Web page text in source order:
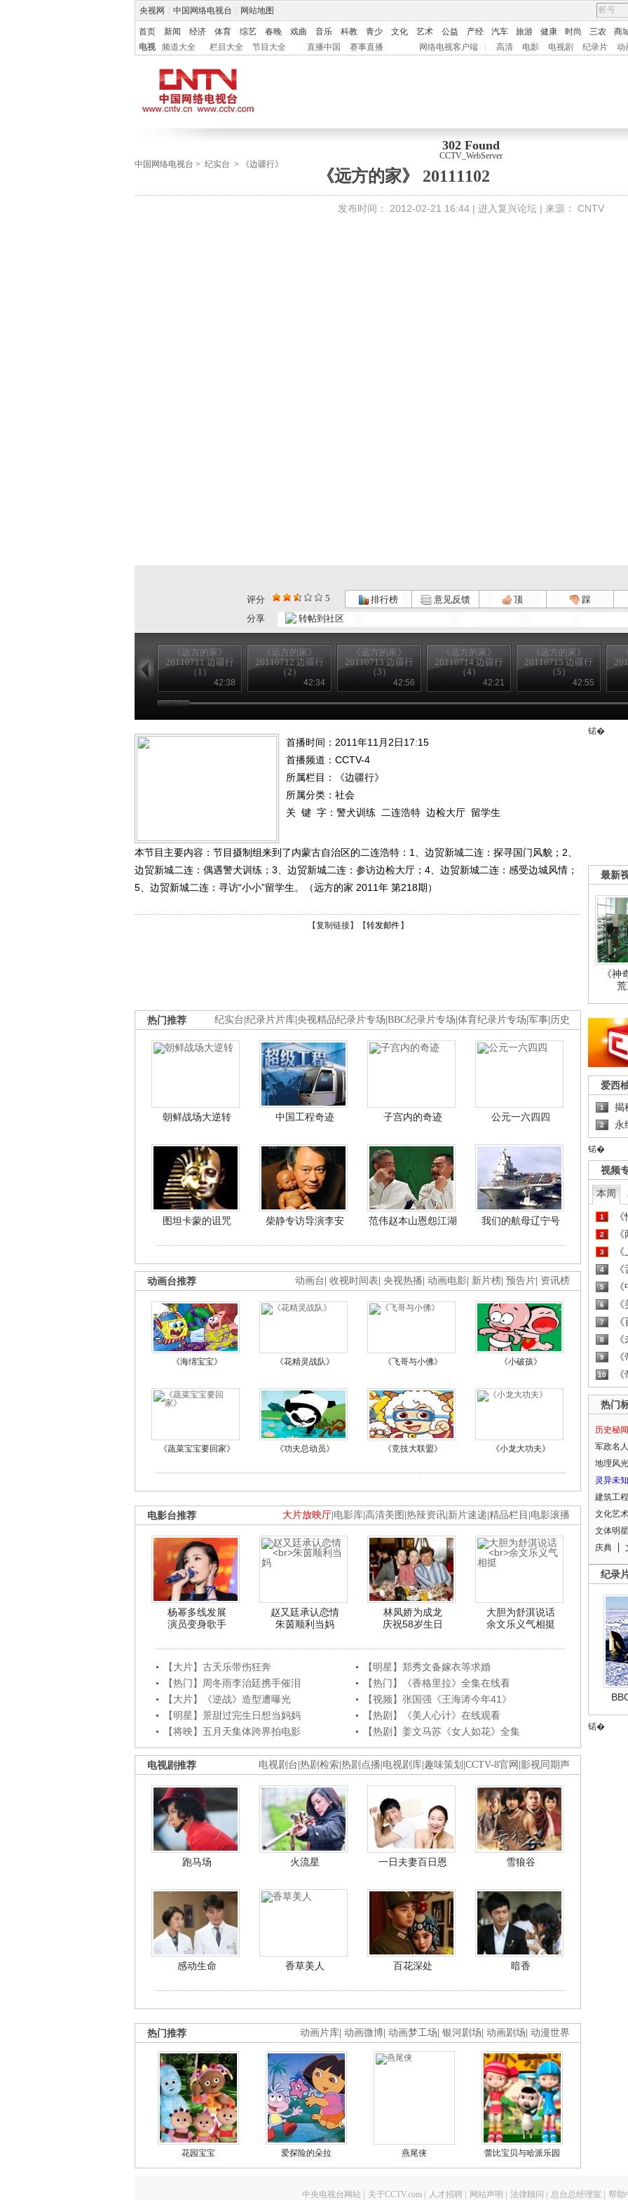
央视网 中国网络电视台 网站地图
首页 新闻 经济 体育 综艺 春晚 戏曲 音乐 科教 青少 文化 艺术 公益 产经 汽车 旅游 健康 时尚 三农
商
电视
频道大全 栏目大全 节目大全 直播中国 赛事直播 网络电视客户端 高清 电影 电视剧 纪录片 动
302 Found
CCTV_WebServer
中国网络电视台 > 纪实台 > 《边疆行》
《远方的家》 20111102
发布时间： 2012-02-21 16:44 | 进入复兴论坛 | 来源： CNTV
评分 5 排行榜 意见反馈 顶
踩
分享
转帖到社区
《远方的家》
20110711 边疆行
（1）
42:38
《远方的家》
20110712 边疆行
（2）
42:34
《远方的家》
20110713 边疆行
（3）
42:56
《远方的家》
20110714 边疆行
（4）
42:21
《远方的家》
20110715 边疆行
（5）
42:55
首播时间：2011年11月2日17:15
首播频道： CCTV-4
所属栏目：
《边疆行》
所属分类：社会
关 键 字： 警犬训练 二连浩特 边检大厅 留学生
本节目主要内容：节目摄制组来到了内蒙古自治区的二连浩特：1、边贸新城二连：探寻国门风貌；2、
边贸新城二连：偶遇警犬训练；3、边贸新城二连：参访边检大厅；4、边贸新城二连：感受边城风情；
5、边贸新城二连：寻访“小小”留学生。（远方的家 2011年 第218期）
【复制链接】【转发邮件 】
纪实台 纪录片片库 央视精品纪录片专场 BBC纪录片专场 体育纪录片专场 军事 历史
热门推荐
朝鲜战场大逆转 中国工程奇迹 子宫内的奇迹 公元一六四四
图坦卡蒙的诅咒 柴静专访导演李安 范伟赵本山恩怨江湖 我们的航母辽宁号
动画台 收视时间表 央视热播 动画电影 新片榜 预告片 资讯榜
动画台推荐
《海绵宝宝》 《花精灵战队》 《飞哥与小佛》 《小破孩》
《蔬菜宝宝要回家》 《功夫总动员》 《竞技大联盟》 《小龙大功夫》
大片放映厅 电影库 高清美图 热辣资讯 新片速递 精品栏目 电影滚播
电影台推荐
杨幂多线发展
演员变身歌手
赵又廷承认恋情
朱茵顺利当妈
林凤娇为成龙
庆祝58岁生日
大胆为舒淇说话
余文乐义气相挺
【大片】古天乐带伤狂奔
【明星】郑秀文备嫁衣等求婚
【热门】周冬雨李治廷携手催泪
【热门】《香格里拉》全集在线看
【大片】《逆战》造型遭曝光
【视频】张国强《王海涛今年41》
【明星】景甜过完生日想当妈妈
【热剧】《美人心计》在线观看
【将映】五月天集体跨界拍电影
【热剧】姜文马苏《女人如花》全集
电视剧台 热剧检索 热剧点播 电视剧库 趣味策划 CCTV-8官网 影视同期声
电视剧推荐
跑马场 火流星 一日夫妻百日恩 雪狼谷
感动生命 香草美人 百花深处 暗香
动画片库 动画微博 动画梦工场 银河剧场 动画剧场 动漫世界
热门推荐
花园宝宝 爱探险的朵拉 燕尾侠 蕾比宝贝与哈派乐园
锘�
最新
《神
爱西
1 揭
2 永
锘�
视频
本周
1
2
3
4
5
6
7
8
9
10
热门
历史秘闻
军政名人
地理风光
灵异未知
建筑工程
文化艺术
文体明星
庆典
纪录
锘�
中央电视台网站 关于CCTV.com 人才招聘 网站声明 法律顾问 总台总经理室 帮助